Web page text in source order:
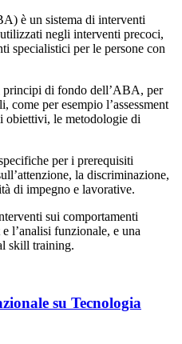
è un sistema di interventi
negli interventi precoci,
specialistici per le persone con
principi di fondo dell’ABA, per
come per esempio l’assessment
obiettivi, le metodologie di
per i prerequisiti
la discriminazione,
di impegno e lavorative.
sui comportamenti
l’analisi funzionale, e una
skill training.
su Tecnologia